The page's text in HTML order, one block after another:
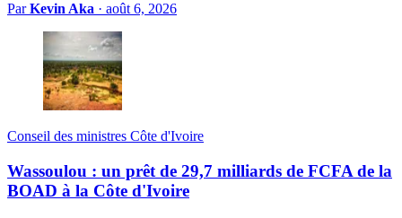
ParKevin Aka · août 6, 2026
Conseil des ministres Côte d'Ivoire
Wassoulou : un prêt de 29,7 milliards de FCFA de la
BOAD à la Côte d'Ivoire